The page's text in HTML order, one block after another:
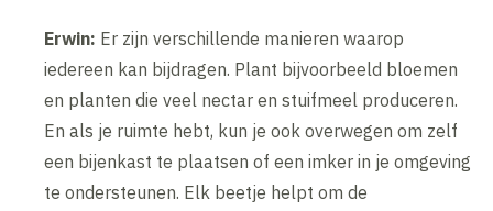
Erwin: Er zijn verschillende manieren waarop
iedereen kan bijdragen. Plant bijvoorbeeld bloemen
en planten die veel nectar en stuifmeel produceren.
En als je ruimte hebt, kun je ook overwegen om zelf
een bijenkast te plaatsen of een imker in je omgeving
te ondersteunen. Elk beetje helpt om de